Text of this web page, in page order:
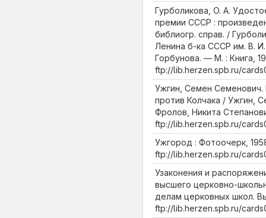
Гурболикова, О. А.
премии СССР :
библиогр. справ. /
Ленина б-ка СССР им. В.
Горбунова. — М. : Книга,
ftp://lib.herzen.spb.ru/
Ужгин, Семен Семенович.
против Колчака / Ужгин,
Фролов, Никита
ftp://lib.herzen.spb.ru/
Ужгород : Фотоочерк,
ftp://lib.herzen.spb.ru/
Узаконения и
высшего церковно-
делам церковных школ.
ftp://lib.herzen.spb.ru/